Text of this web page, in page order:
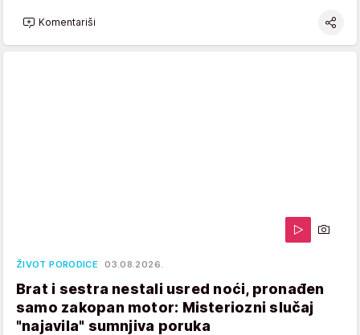
Komentariši
ŽIVOT PORODICE 03.08.2026.
Brat i sestra nestali usred noći, pronađen
samo zakopan motor: Misteriozni slučaj
"najavila" sumnjiva poruka